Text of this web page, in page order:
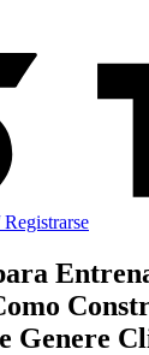
Genere